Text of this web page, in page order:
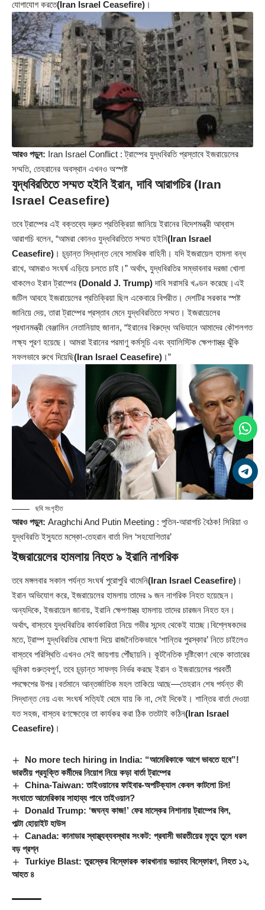
যোগাযোগ করতে(Iran Israel Ceasefire) ।
আরও পড়ুন: Iran Israel Conflict : ট্রাম্পের যুদ্ধবিরতি প্রস্তাবে ইজরায়েলের
সম্মতি, তেহরানের অবস্থান এখনও অস্পষ্ট
যুদ্ধবিরতিতে সম্মত হইনি ইরান, দাবি আরাগচির (Iran
Israel Ceasefire)
তবে ট্রাম্পের এই বক্তব্যে দ্রুত প্রতিক্রিয়া জানিয়ে ইরানের বিদেশমন্ত্রী আব্বাস
আরাগচি বলেন, “আমরা কোনও যুদ্ধবিরতিতে সম্মত হইনি(Iran Israel
Ceasefire) । চূড়ান্ত সিদ্ধান্ত নেবে সামরিক বাহিনী। যদি ইজরায়েল হামলা বন্ধ
রাখে, আমরাও সংঘর্ষ এড়িয়ে চলতে চাই।” অর্থাৎ, যুদ্ধবিরতির সম্ভাবনার দরজা খোলা
থাকলেও ইরান ট্রাম্পের (Donald J. Trump)দাবি সরাসরি খণ্ডন করেছে।এই
জটিল আবহে ইজরায়েলের প্রতিক্রিয়া ছিল একেবারে বিপরীত। দেশটির সরকার স্পষ্ট
জানিয়ে দেয়, তারা ট্রাম্পের প্রস্তাব মেনে যুদ্ধবিরতিতে সম্মত। ইজরায়েলের
প্রধানমন্ত্রী বেঞ্জামিন নেতানিয়াহু জানান, “ইরানের বিরুদ্ধে অভিযানে আমাদের কৌশলগত
লক্ষ্য পূরণ হয়েছে। আমরা ইরানের পরমাণু কর্মসূচি এবং ব্যালিস্টিক ক্ষেপণাস্ত্র ঝুঁকি
সফলভাবে রুখে দিয়েছি(Iran Israel Ceasefire) ।”
ছবি সংগৃহীত
আরও পড়ুন: Araghchi And Putin Meeting : পুতিন-আরাগচি বৈঠক! সিরিয়া ও
যুদ্ধবিরতি ইস্যুতে মস্কো-তেহরান বার্তা দিল ‘সহযোগিতার’
ইজরায়েলের হামলায় নিহত ৯ ইরানি নাগরিক
তবে মঙ্গলবার সকাল পর্যন্ত সংঘর্ষ পুরোপুরি থামেনি(Iran Israel Ceasefire) ।
ইরান অভিযোগ করে, ইজরায়েলের হামলায় তাদের ৯ জন নাগরিক নিহত হয়েছেন।
অন্যদিকে, ইজরায়েল জানায়, ইরানি ক্ষেপণাস্ত্র হামলায় তাদের চারজন নিহত হন।
অর্থাৎ, বাস্তবে যুদ্ধবিরতির কার্যকারিতা নিয়ে গভীর সন্দেহ থেকেই যাচ্ছে।বিশ্লেষকদের
মতে, ট্রাম্প যুদ্ধবিরতির ঘোষণা দিয়ে রাজনৈতিকভাবে ‘শান্তির পুরস্কার’ নিতে চাইলেও
বাস্তবে পরিস্থিতি এখনও সেই জায়গায় পৌঁছায়নি। কূটনৈতিক দৃষ্টিকোণ থেকে কাতারের
ভূমিকা গুরুত্বপূর্ণ, তবে চূড়ান্ত সাফল্য নির্ভর করছে ইরান ও ইজরায়েলের পরবর্তী
পদক্ষেপের উপর।বর্তমানে আন্তর্জাতিক মহল তাকিয়ে আছে—তেহরান শেষ পর্যন্ত কী
সিদ্ধান্ত নেয় এবং সংঘর্ষ সত্যিই থেমে যায় কি না, সেই দিকেই। শান্তির বার্তা দেওয়া
যত সহজ, বাস্তব রণক্ষেত্রে তা কার্যকর করা ঠিক ততটাই কঠিন(Iran Israel
Ceasefire) ।
No more tech hiring in India: “আমেরিকাকে আগে ভাবতে হবে”!
ভারতীয় প্রযুক্তি কর্মীদের নিয়োগ নিয়ে কড়া বার্তা ট্রাম্পের
China-Taiwan: তাইওয়ানের ফাইবার-অপটিক্যাল কেবল কাটলো চিন!
সংঘাতে আমেরিকার সাহায্য পাবে তাইওয়ান?
Donald Trump: ‘জঘন্য কাজ!’ ফের মাস্কের নিশানায় ট্রাম্পের বিল,
পাল্টা হোয়াইট হাউস
Canada: কানাডার স্বাস্থ্যব্যবস্থার সংকট: প্রবাসী ভারতীয়ের মৃত্যু তুলে ধরল
বড় প্রশ্ন
Turkiye Blast: তুরস্কের বিস্ফোরক কারখানায় ভয়াবহ বিস্ফোরণ, নিহত ১২,
আহত ৪